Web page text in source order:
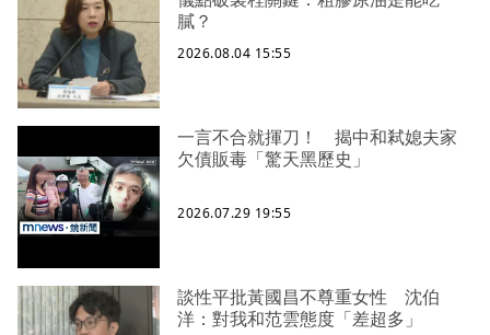
膩？
2026.08.04 15:55
一言不合就揮刀！ 揭中和弒媳夫家
欠債販毒「驚天黑歷史」
2026.07.29 19:55
談性平批黃國昌不尊重女性 沈伯
洋：對我和范雲態度「差超多」